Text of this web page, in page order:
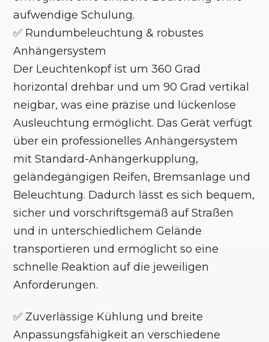
aufwendige Schulung.
✅ Rundumbeleuchtung & robustes
Anhängersystem
Der Leuchtenkopf ist um 360 Grad
horizontal drehbar und um 90 Grad vertikal
neigbar, was eine präzise und lückenlose
Ausleuchtung ermöglicht. Das Gerät verfügt
über ein professionelles Anhängersystem
mit Standard-Anhängerkupplung,
geländegängigen Reifen, Bremsanlage und
Beleuchtung. Dadurch lässt es sich bequem,
sicher und vorschriftsgemäß auf Straßen
und in unterschiedlichem Gelände
transportieren und ermöglicht so eine
schnelle Reaktion auf die jeweiligen
Anforderungen.
✅ Zuverlässige Kühlung und breite
Anpassungsfähigkeit an verschiedene